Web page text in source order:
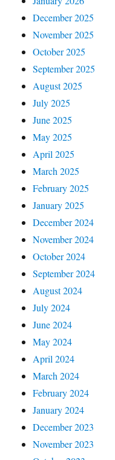
December 2025
November 2025
October 2025
September 2025
August 2025
July 2025
June 2025
May 2025
April 2025
March 2025
February 2025
January 2025
December 2024
November 2024
October 2024
September 2024
August 2024
July 2024
June 2024
May 2024
April 2024
March 2024
February 2024
January 2024
December 2023
November 2023